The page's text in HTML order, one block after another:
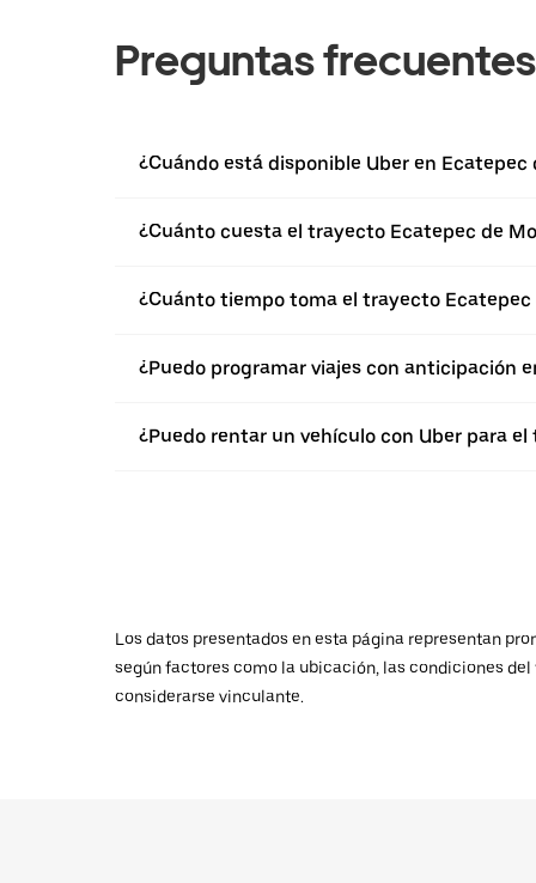
Preguntas frecuentes
¿Cuándo está disponible Uber en Ecatepec
¿Cuánto cuesta el trayecto Ecatepec de
¿Cuánto tiempo toma el trayecto Ecatepec
¿Puedo programar viajes con anticipación
¿Puedo rentar un vehículo con Uber para
Los datos presentados en esta página representan
según factores como la ubicación, las condiciones
considerarse vinculante.